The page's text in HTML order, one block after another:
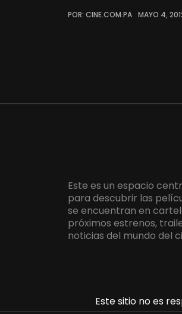
POR: CINE.COM.PA MAYO 4,
Este es un espacio
para descubrir las
se encuentran en
próximos estrenos,
noticias del mundo del
Este sitio no es